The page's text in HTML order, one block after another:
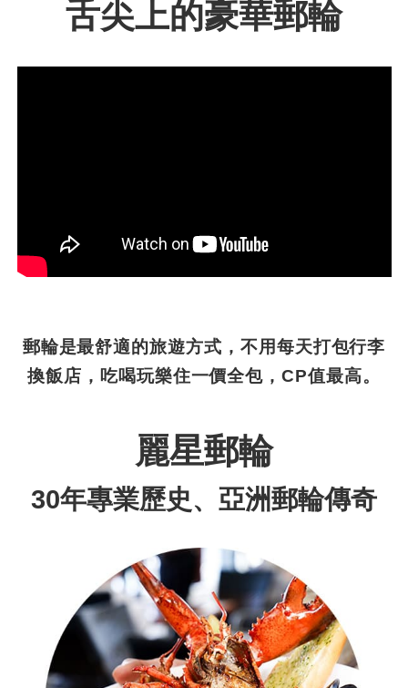
舌尖上的豪華郵輪
郵輪是最舒適的旅遊方式，不用每天打包行李
換飯店，吃喝玩樂住一價全包，CP值最高。
麗星郵輪
30年專業歷史、亞洲郵輪傳奇